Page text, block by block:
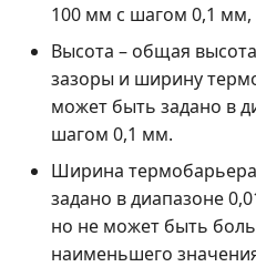
100 мм с шагом 0,1 мм,
Высота – общая
зазоры и ширину
может быть задано в
шагом 0,1 мм.
Ширина
задано в диапазоне
но не может быть
наименьшего